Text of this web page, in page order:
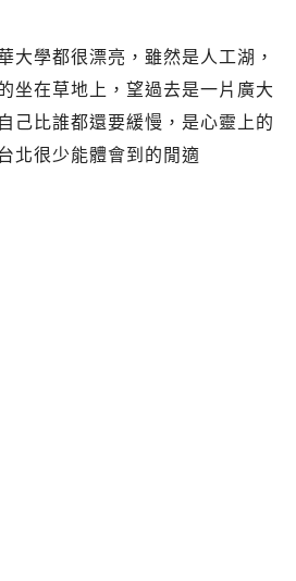
大學都很漂亮，雖然是人工湖，
坐在草地上，望過去是一片廣大
己比誰都還要緩慢，是心靈上的
北很少能體會到的閒適